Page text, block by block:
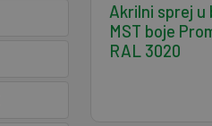
Akrilni sprej u
MST boje
RAL 3020